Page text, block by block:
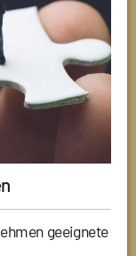
geeignete